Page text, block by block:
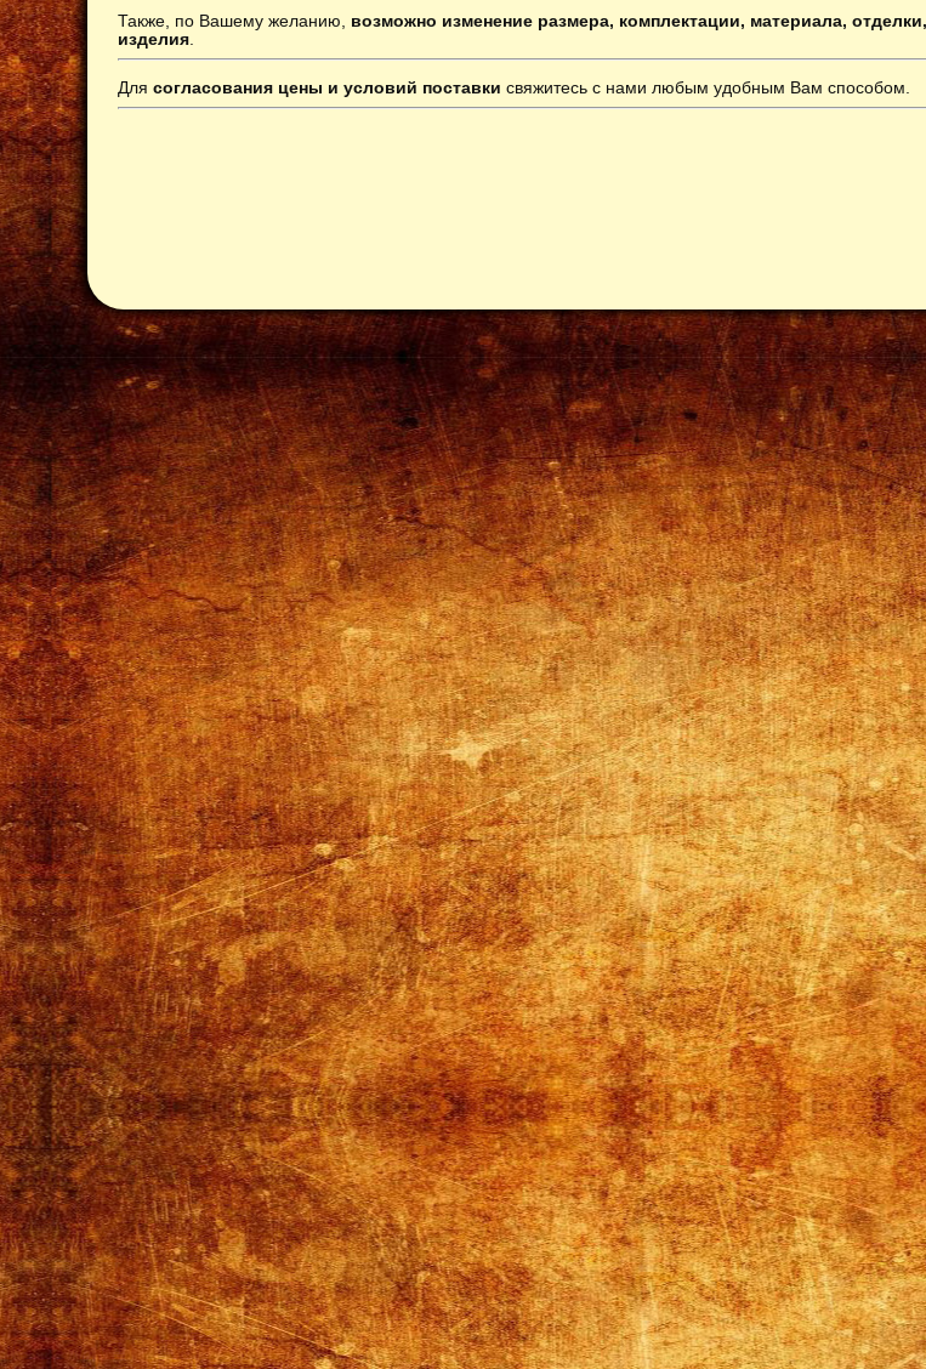
Также, по Вашему желанию, возможно изменение размера, комплектации, материала,
изделия
Для согласования цены и условий поставки свяжитесь с нами любым удобным Вам способом.